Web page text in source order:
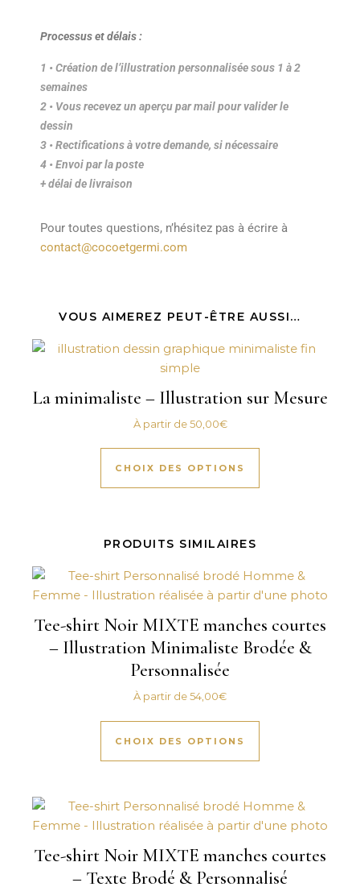
Processus et délais :
1 • Création de l’illustration personnalisée sous 1 à 2
semaines
2 • Vous recevez un aperçu par mail pour valider le
dessin
3 • Rectifications à votre demande, si nécessaire
4 • Envoi par la poste
+ délai de livraison
Pour toutes questions, n’hésitez pas à écrire à
contact@cocoetgermi.com
VOUS AIMEREZ PEUT-ÊTRE AUSSI…
La minimaliste – Illustration sur Mesure
À partir de50,00€
CHOIX DES OPTIONS
PRODUITS SIMILAIRES
Tee-shirt Noir MIXTE manches courtes
– Illustration Minimaliste Brodée &
Personnalisée
À partir de54,00€
CHOIX DES OPTIONS
Tee-shirt Noir MIXTE manches courtes
– Texte Brodé & Personnalisé